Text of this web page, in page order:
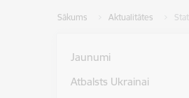
Sākums Aktualitātes
Jaunumi
Atbalsts Ukrainai